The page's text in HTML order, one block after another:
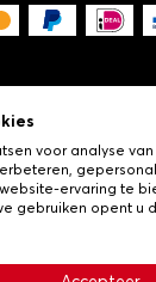
•
voor analyse
ervaring te
gebruiken opent u